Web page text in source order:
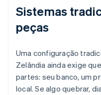
Sistemas
peças
Uma configuração
Zelândia ainda exige
partes: seu banco, um
local. Se algo quebrar,